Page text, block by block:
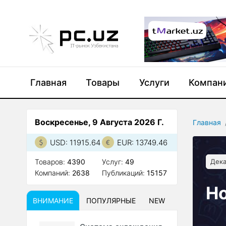
Главная Товары Услуги
Главная
Воскресенье, 9 Августа 2026 Г.
USD: 11915.64 EUR: 13749.46
Товаров: 4390
Компаний: 2638
Услуг:49
Публикаций:15157
ВНИМАНИЕ ПОПУЛЯРНЫЕ NEW